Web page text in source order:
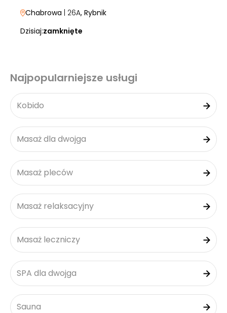
Chabrowa | 26A, Rybnik
Dzisiaj:zamknięte
Najpopularniejsze usługi
Kobido
Masaż dla dwojga
Masaż pleców
Masaż relaksacyjny
Masaż leczniczy
SPA dla dwojga
Sauna